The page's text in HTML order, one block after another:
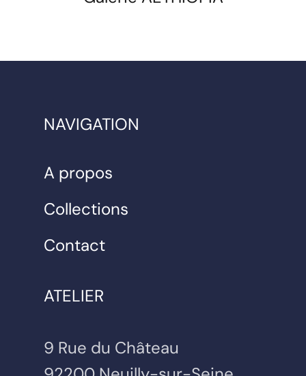
NAVIGATION
A propos
Collections
Contact
ATELIER
9 Rue du Château